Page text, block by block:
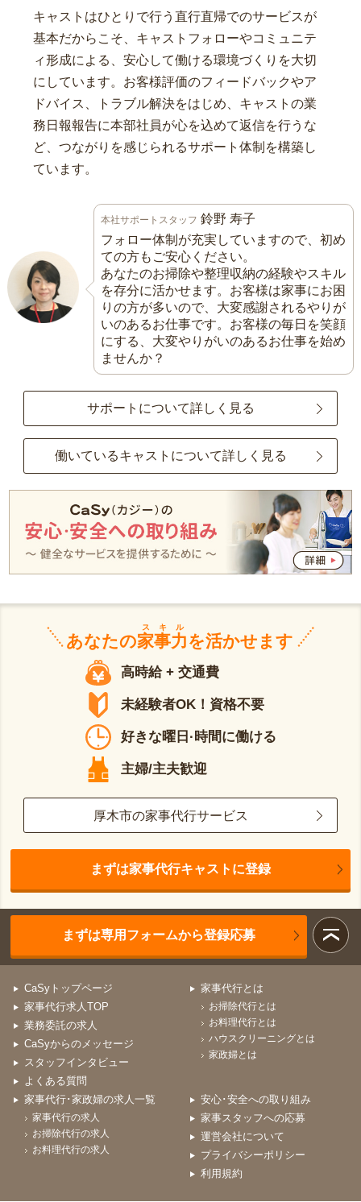
キャストはひとりで行う直行直帰でのサービスが
基本だからこそ、キャストフォローやコミュニテ
ィ形成による、安心して働ける環境づくりを大切
にしています。お客様評価のフィードバックやア
ドバイス、トラブル解決をはじめ、キャストの業
務日報報告に本部社員が心を込めて返信を行うな
ど、つながりを感じられるサポート体制を構築し
ています。
本社サポートスタッフ 鈴野 寿子
フォロー体制が充実していますので、初め
ての方もご安心ください。
あなたのお掃除や整理収納の経験やスキル
を存分に活かせます。お客様は家事にお困
りの方が多いので、大変感謝されるやりが
いのあるお仕事です。お客様の毎日を笑顔
にする、大変やりがいのあるお仕事を始め
ませんか？
サポートについて詳しく見る
働いているキャストについて詳しく見る
あなたの家事力
スキル
を活かせます
高時給 + 交通費
未経験者OK！資格不要
好きな曜日·時間に働ける
主婦/主夫歓迎
厚木市の家事代行サービス
まずは家事代行キャストに登録
まずは専用フォームから登録応募
CaSyトップページ
家事代行求人TOP
業務委託の求人
CaSyからのメッセージ
スタッフインタビュー
よくある質問
家事代行とは
お掃除代行とは
お料理代行とは
ハウスクリーニングとは
家政婦とは
家事代行･家政婦の求人一覧
家事代行の求人
お掃除代行の求人
お料理代行の求人
安心･安全への取り組み
家事スタッフへの応募
運営会社について
プライバシーポリシー
利用規約